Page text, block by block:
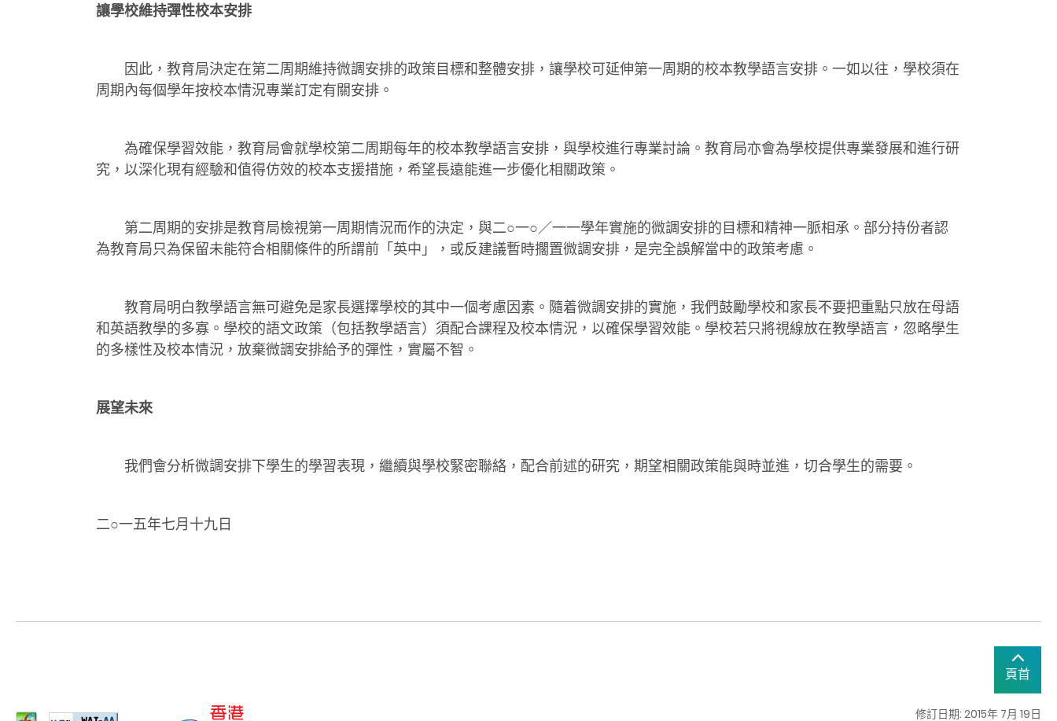
讓學校維持彈性校本安排
因此，教育局決定在第二周期維持微調安排的政策目標和整體安排，讓學校可延伸第一周期的校本教學語言安排。一如以往，學校須在
周期內每個學年按校本情況專業訂定有關安排。
為確保學習效能，教育局會就學校第二周期每年的校本教學語言安排，與學校進行專業討論。教育局亦會為學校提供專業發展和進行研
究，以深化現有經驗和值得仿效的校本支援措施，希望長遠能進一步優化相關政策。
第二周期的安排是教育局檢視第一周期情況而作的決定，與二○一○／一一學年實施的微調安排的目標和精神一脈相承。部分持份者認
為教育局只為保留未能符合相關條件的所謂前「英中」，或反建議暫時擱置微調安排，是完全誤解當中的政策考慮。
教育局明白教學語言無可避免是家長選擇學校的其中一個考慮因素。隨着微調安排的實施，我們鼓勵學校和家長不要把重點只放在母語
和英語教學的多寡。學校的語文政策（包括教學語言）須配合課程及校本情況，以確保學習效能。學校若只將視線放在教學語言，忽略學生
的多樣性及校本情況，放棄微調安排給予的彈性，實屬不智。
展望未來
我們會分析微調安排下學生的學習表現，繼續與學校緊密聯絡，配合前述的研究，期望相關政策能與時並進，切合學生的需要。
二○一五年七月十九日
頁首
修訂日期: 2015年 7月 19日